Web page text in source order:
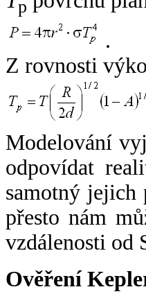
p
.
Z rovnosti
Modelování
odpovídat
samotný jejich
přesto nám
vzdálenosti od
Ověření